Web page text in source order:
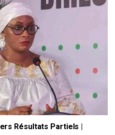
Résultats Partiels |